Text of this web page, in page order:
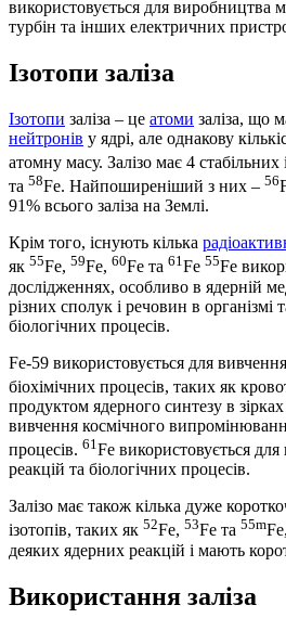
використовується для виробництва
турбін та інших електричних
Ізотопи заліза
Ізотопи заліза – це атоми заліза, що
нейтронів у ядрі, але однакову
атомну масу. Залізо має 4 стабільних
та 58Fe. Найпоширеніший з них – 56
91% всього заліза на Землі.
Крім того, існують кілька
як 55Fe, 59Fe, 60Fe та 61Fe 55Fe
дослідженнях, особливо в ядерній
різних сполук і речовин в організмі
біологічних процесів.
Fe-59 використовується для
біохімічних процесів, таких як
продуктом ядерного синтезу в
вивчення космічного
процесів. 61Fe використовується
реакцій та біологічних процесів.
Залізо має також кілька дуже
ізотопів, таких як 52Fe, 53Fe та 55m
деяких ядерних реакцій і мають
Використання заліза